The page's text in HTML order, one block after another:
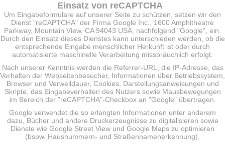
Einsatz von reCAPTCHA
Um Eingabeformulare auf unserer Seite zu schützen, setzen wir den
Dienst "reCAPTCHA" der Firma Google Inc., 1600 Amphitheatre
Parkway, Mountain View, CA 94043 USA, nachfolgend "Google", ein.
Durch den Einsatz dieses Dienstes kann unterschieden werden, ob die
entsprechende Eingabe menschlicher Herkunft ist oder durch
automatisierte maschinelle Verarbeitung missbräuchlich erfolgt.
Nach unserer Kenntnis werden die Referrer-URL, die IP-Adresse, das
Verhalten der Webseitenbesucher, Informationen über Betriebssystem,
Browser und Verweildauer, Cookies, Darstellungsanweisungen und
Skripte, das Eingabeverhalten des Nutzers sowie Mausbewegungen
im Bereich der "reCAPTCHA"-Checkbox an "Google" übertragen.
Google verwendet die so erlangten Informationen unter anderem
dazu, Bücher und andere Druckerzeugnisse zu digitalisieren sowie
Dienste wie Google Street View und Google Maps zu optimieren
(bspw. Hausnummern- und Straßennamenerkennung).